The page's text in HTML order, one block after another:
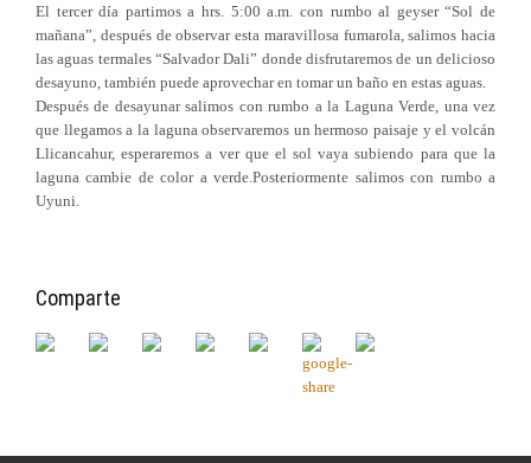
El tercer día partimos a hrs. 5:00 a.m. con rumbo al geyser “Sol de
mañana”, después de observar esta maravillosa fumarola, salimos hacia
las aguas termales “Salvador Dali” donde disfrutaremos de un delicioso
desayuno, también puede aprovechar en tomar un baño en estas aguas.
Después de desayunar salimos con rumbo a la Laguna Verde, una vez
que llegamos a la laguna observaremos un hermoso paisaje y el volcán
Llicancahur, esperaremos a ver que el sol vaya subiendo para que la
laguna cambie de color a verde.Posteriormente salimos con rumbo a
Uyuni.
Comparte